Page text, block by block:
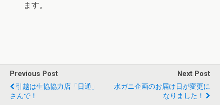
ます。
Previous Post
引越は生協協力店「日通」
さんで！
Next Post
水ガニ企画のお届け日が変更に
なりました！